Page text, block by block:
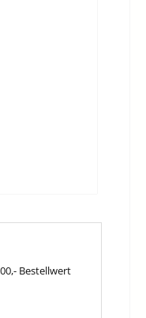
Bestellwert